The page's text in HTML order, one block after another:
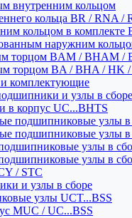
внутренним кольцом
кольца BR / RNA
кольцом в
наружним
торцом BAM / BHAM
торцом BA / BHA /
комплектующие
и узлы в сборе
в корпус UC...BHTS
подшипниковые узлы в
подшипниковые узлы
узлы в
узлы в
/ STC
и узлы в сборе
узлы UCT...BSS
MUC / UC...BSS